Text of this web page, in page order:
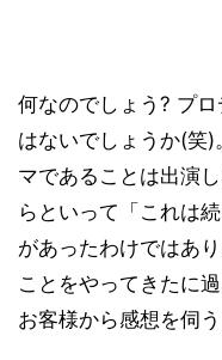
何なのでしょう? プ
はないでしょうか(笑
マであることは出演
らといって「これは
があったわけではあ
ことをやってきたに
お客様から感想を伺